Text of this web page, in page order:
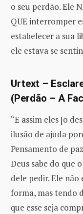
o seu perdão. Ele
QUE interromper
estabelecer a sua
ele estava se
Urtext –
(Perdão – A
“E assim eles [o
ilusão de ajuda
Pensamento de
Deus sabe do que
dele pedir. Ele
forma, mas tendo
que esse seja